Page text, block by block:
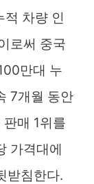
차량 인
로써 중국
만대 누
7개월 동안
매 1위를
가격대에
받침한다.